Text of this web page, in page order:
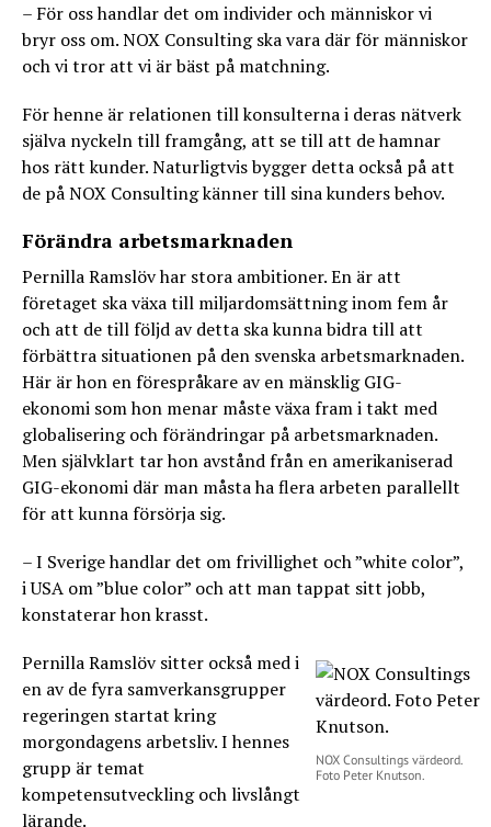
– För oss handlar det om individer och människor vi
bryr oss om. NOX Consulting ska vara där för människor
och vi tror att vi är bäst på matchning.
För henne är relationen till konsulterna i deras nätverk
själva nyckeln till framgång, att se till att de hamnar
hos rätt kunder. Naturligtvis bygger detta också på att
de på NOX Consulting känner till sina kunders behov.
Förändra arbetsmarknaden
Pernilla Ramslöv har stora ambitioner. En är att
företaget ska växa till miljardomsättning inom fem år
och att de till följd av detta ska kunna bidra till att
förbättra situationen på den svenska arbetsmarknaden.
Här är hon en förespråkare av en mänsklig GIG-
ekonomi som hon menar måste växa fram i takt med
globalisering och förändringar på arbetsmarknaden.
Men självklart tar hon avstånd från en amerikaniserad
GIG-ekonomi där man måsta ha flera arbeten parallellt
för att kunna försörja sig.
– I Sverige handlar det om frivillighet och ”white color”,
i USA om ”blue color” och att man tappat sitt jobb,
konstaterar hon krasst.
NOX Consultings värdeord.
Foto Peter Knutson.
Pernilla Ramslöv sitter också med i
en av de fyra samverkansgrupper
regeringen startat kring
morgondagens arbetsliv. I hennes
grupp är temat
kompetensutveckling och livslångt
lärande.